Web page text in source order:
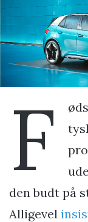
F
den budt på
Alligevel